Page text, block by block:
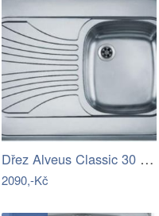
Dřez Alveus Classic 30 X nerez pravý…
2090,-Kč